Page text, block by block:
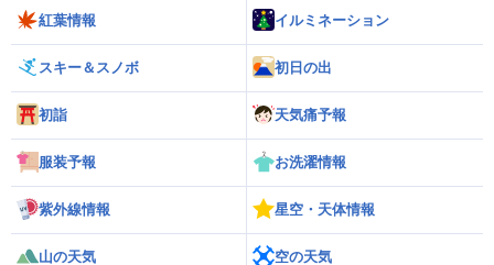
紅葉情報 イルミネーション
スキー＆スノボ 初日の出
初詣 天気痛予報
服装予報 お洗濯情報
紫外線情報 星空・天体情報
山の天気 空の天気